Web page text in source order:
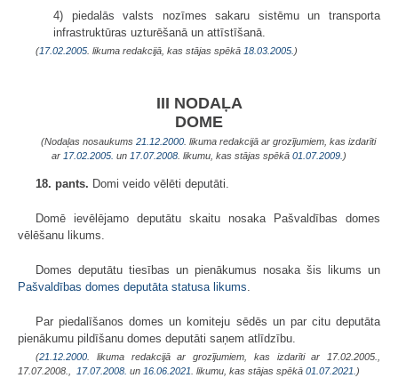
4) piedalās valsts nozīmes sakaru sistēmu un transporta
infrastruktūras uzturēšanā un attīstīšanā.
(17.02.2005. likuma redakcijā, kas stājas spēkā 18.03.2005.)
III NODAĻA
DOME
(Nodaļas nosaukums 21.12.2000. likuma redakcijā ar grozījumiem, kas izdarīti
ar 17.02.2005. un 17.07.2008 . likumu, kas stājas spēkā 01.07.2009. )
18. pants. Domi veido vēlēti deputāti.
Domē ievēlējamo deputātu skaitu nosaka Pašvaldības domes
vēlēšanu likums.
Domes deputātu tiesības un pienākumus nosaka šis likums un
Pašvaldības domes deputāta statusa likums.
Par piedalīšanos domes un komiteju sēdēs un par citu deputāta
pienākumu pildīšanu domes deputāti saņem atlīdzību.
(21.12.2000 . likuma redakcijā ar grozījumiem, kas izdarīti ar 17.02.2005.,
17.07.2008., 17.07.2008. un 16.06.2021 . likumu, kas stājas spēkā 01.07.2021. )